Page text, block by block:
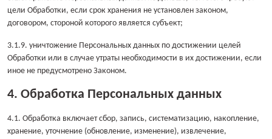
цели Обработки, если срок хранения не установлен законом,
договором, стороной которого является субъект;
3.1.9. уничтожение Персональных данных по достижении целей
Обработки или в случае утраты необходимости в их достижении, если
иное не предусмотрено Законом.
4. Обработка Персональных данных
4.1. Обработка включает сбор, запись, систематизацию, накопление,
хранение, уточнение (обновление, изменение), извлечение,